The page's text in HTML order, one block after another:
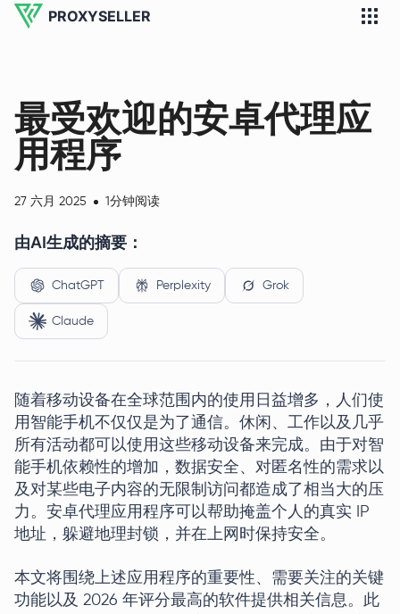
PROXYSELLER
最受欢迎的安卓代理应
用程序
27 六月 2025 1分钟阅读
由AI生成的摘要：
ChatGPT Perplexity Grok
Claude
随着移动设备在全球范围内的使用日益增多，人们使
用智能手机不仅仅是为了通信。休闲、工作以及几乎
所有活动都可以使用这些移动设备来完成。由于对智
能手机依赖性的增加，数据安全、对匿名性的需求以
及对某些电子内容的无限制访问都造成了相当大的压
力。安卓代理应用程序可以帮助掩盖个人的真实 IP
地址，躲避地理封锁，并在上网时保持安全。
本文将围绕上述应用程序的重要性、需要关注的关键
功能以及 2026 年评分最高的软件提供相关信息。此